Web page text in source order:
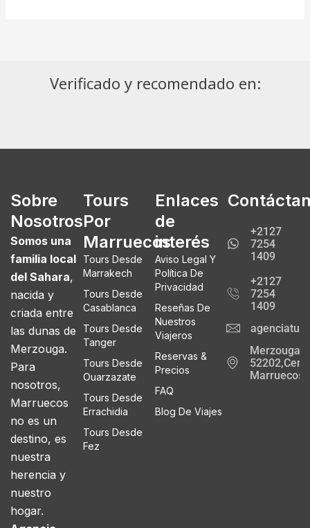
Verificado y recomendado en:
Sobre
Nosotros
Somos una
familia local
del Sahara,
nacida y
criada entre
las dunas de
Merzouga.
Para
nosotros,
Marruecos
no es un
destino, es
nuestra
herencia y
nuestro
hogar.
Tours
Por
Marruecos
Tours Desde
Marrakech
Tours Desde
Casablanca
Tours Desde
Tanger
Tours Desde
Ouarzazate
Tours Desde
Errachidia
Tours Desde
Fez
Enlaces
de
interés
Aviso Legal Y
Política De
Privacidad
Reseñas De
Nuestros
Viajeros
Reservas &
Precios
FAQ
Blog De Viajes
+2127
7254
1409
+2127
7254
1409
Merzouga
Marruecos